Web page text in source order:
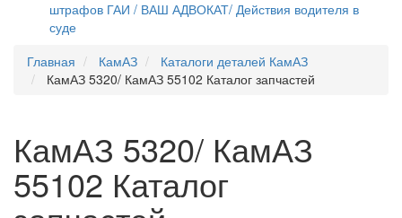
штрафов ГАИ / ВАШ АДВОКАТ/ Действия водителя в
суде
Главная
КамАЗ
Каталоги деталей КамАЗ
КамАЗ 5320/ КамАЗ 55102 Каталог запчастей
КамАЗ 5320/ КамАЗ
55102 Каталог